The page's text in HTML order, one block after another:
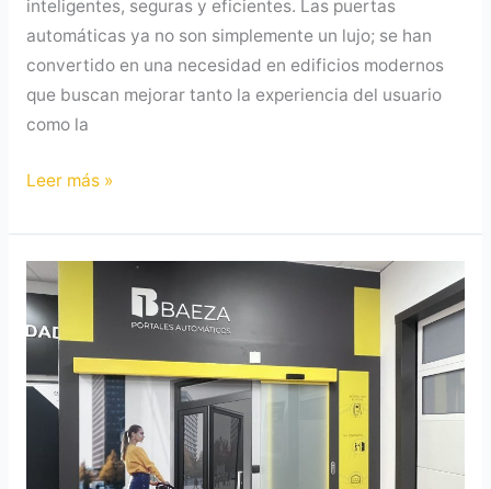
inteligentes, seguras y eficientes. Las puertas
automáticas ya no son simplemente un lujo; se han
convertido en una necesidad en edificios modernos
que buscan mejorar tanto la experiencia del usuario
como la
Leer más »
La
importancia
de
elegir
correctamente
automáticas